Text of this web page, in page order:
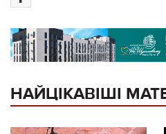
НАЙЦІКАВІШІ